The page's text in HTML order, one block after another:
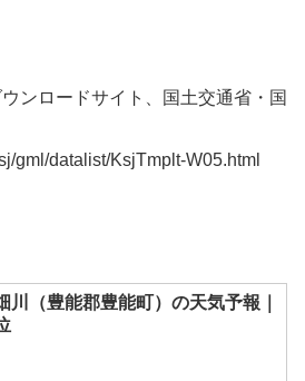
ンロードサイト、国土交通省・国
gml/datalist/KsjTmplt-W05.html
川（豊能郡豊能町）の天気予報｜